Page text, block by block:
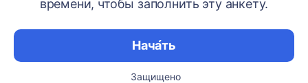
времени, чтобы заполнить эту анкету.
Нача́ть
Защищено